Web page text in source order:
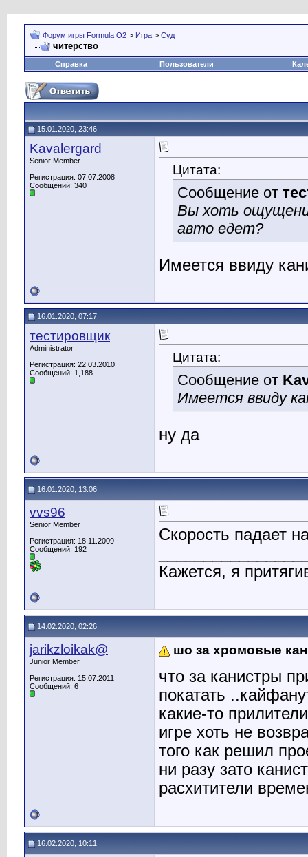
Форум игры Formula O2 > Игра > Суд
читерство
Справка Пользователи
15.01.2020, 23:46
Kavalergard
Senior Member
Регистрация: 07.07.2008
Сообщений: 340
Цитата:
Сообщение от
Вы хоть
авто едет?
Имеется ввиду
16.01.2020, 07:17
тестировщик
Administrator
Регистрация: 22.03.2010
Сообщений: 1,188
Цитата:
Сообщение от
Имеется ввиду
ну да
16.01.2020, 13:06
vvs96
Senior Member
Регистрация: 18.11.2009
Сообщений: 192
Скорость падает
Кажется, я
14.02.2020, 02:26
jarikzloikak@
Junior Member
Регистрация: 15.07.2011
Сообщений: 6
шо за хромовые
что за канистры
покатать
какие-то
игре хоть не
того как решил
ни разу зато
расхитители
16.02.2020, 10:11